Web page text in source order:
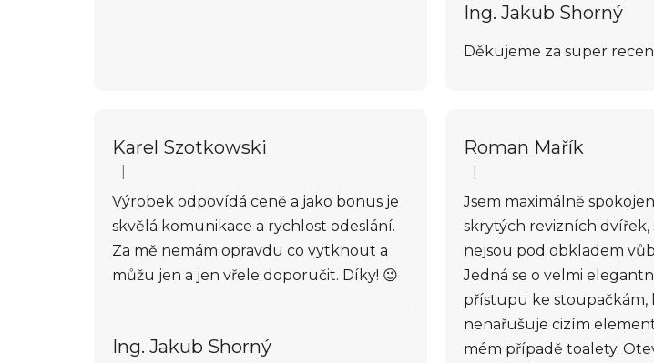
Ing. Jakub Shorný
Děkujeme za super
Karel Szotkowski
Hodnocení obchodu je 5 z 5 hvězdiček.
Výrobek odpovídá ceně a jako bonus je
skvělá komunikace a rychlost odeslání.
Za mě nemám opravdu co vytknout a
můžu jen a jen vřele doporučit. Díky! 😉
Ing. Jakub Shorný
Roman Mařík
Hodnocení obchodu je 5
Jsem maximálně
skrytých revizních
nejsou pod obkladem
Jedná se o velmi
přístupu ke stoupačkám,
nenařušuje cizím
mém případě toalety.